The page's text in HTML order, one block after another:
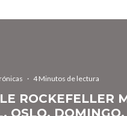
· 4 Minutos de lectura
ROCKEFELLER
OSLO. DOMINGO,